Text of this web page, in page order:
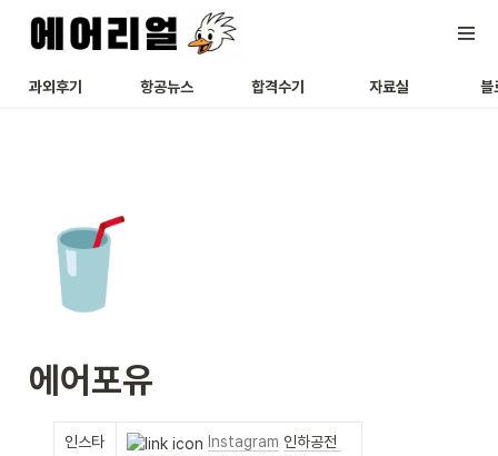
과외후기 항공뉴스 합격수기 자료실 블
🥤
에어포유
인스타 Instagram 인하공전